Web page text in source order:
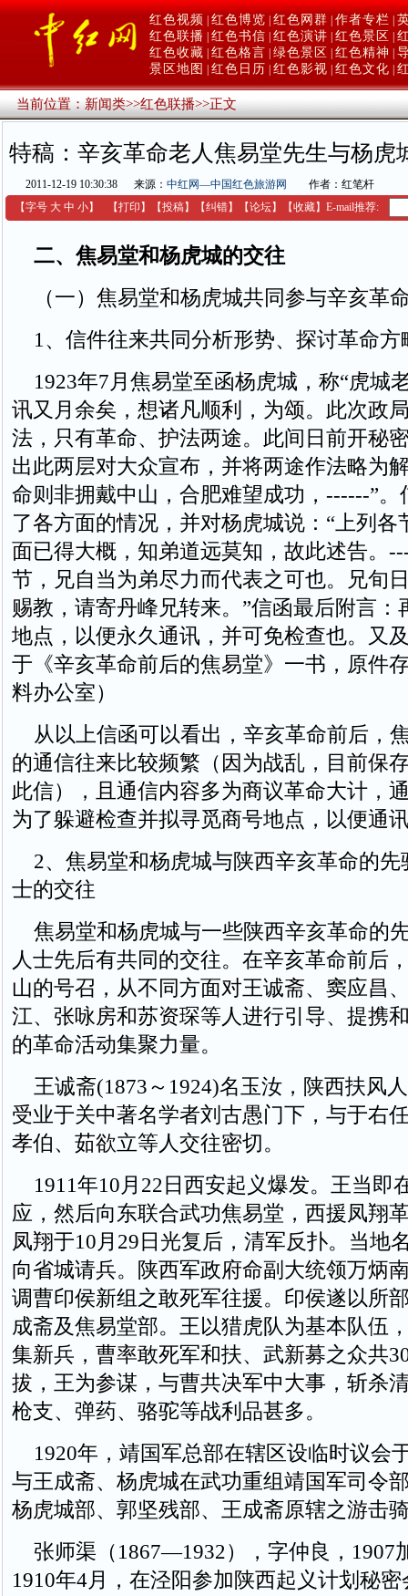
红色视频 红色博览 红色网群 作者专栏
红色联播 红色书信 红色演讲 红色景区
红色收藏 红色格言 绿色景区 红色精神
景区地图
红色日历 红色影视 红色文化
当前位置：新闻类>>红色联播>>正文
特稿：辛亥革命老人焦易堂先生与杨虎
2011-12-19 10:30:38 来源： 中红网—中国红色旅游网
作者：红笔杆
【字号 大 中 小】 【打印 】 【投稿】 【纠错】 【论坛】 【收藏】 E-mail推荐:
二、焦易堂和杨虎城的交往
（一）焦易堂和杨虎城共同参与辛亥革
1、信件往来共同分析形势、探讨革命方
1923年7月焦易堂至函杨虎城，称“虎城
讯又月余矣，想诸凡顺利，为颂。此次政
法，只有革命、护法两途。此间日前开秘
出此两层对大众宣布，并将两途作法略为
命则非拥戴中山，合肥难望成功，------”。
了各方面的情况，并对杨虎城说：“上列各
面已得大概，知弟道远莫知，故此述告。
节，兄自当为弟尽力而代表之可也。兄旬
赐教，请寄丹峰兄转来。”信函最后附言：
地点，以便永久通讯，并可免检查也。又
于《辛亥革命前后的焦易堂》一书，原件
料办公室）
从以上信函可以看出，辛亥革命前后，
的通信往来比较频繁（因为战乱，目前保
此信），且通信内容多为商议革命大计，
为了躲避检查并拟寻觅商号地点，以便通
2、焦易堂和杨虎城与陕西辛亥革命的先
士的交往
焦易堂和杨虎城与一些陕西辛亥革命的
人士先后有共同的交往。在辛亥革命前后
山的号召，从不同方面对王诚斋、窦应昌
江、张咏房和苏资琛等人进行引导、提携
的革命活动集聚力量。
王诚斋(1873～1924)名玉汝，陕西扶风
受业于关中著名学者刘古愚门下，与于右
孝伯、茹欲立等人交往密切。
1911年10月22日西安起义爆发。王当即
应，然后向东联合武功焦易堂，西援凤翔
凤翔于10月29日光复后，清军反扑。当地
向省城请兵。陕西军政府命副大统领万炳
调曹印侯新组之敢死军往援。印侯遂以所
成斋及焦易堂部。王以猎虎队为基本队伍
集新兵，曹率敢死军和扶、武新募之众共
拔，王为参谋，与曹共决军中大事，斩杀
枪支、弹药、骆驼等战利品甚多。
1920年，靖国军总部在辖区设临时议会
与王成斋、杨虎城在武功重组靖国军司令
杨虎城部、郭坚残部、王成斋原辖之游击
张师渠（1867—1932），字仲良，1907
1910年4月，在泾阳参加陕西起义计划秘